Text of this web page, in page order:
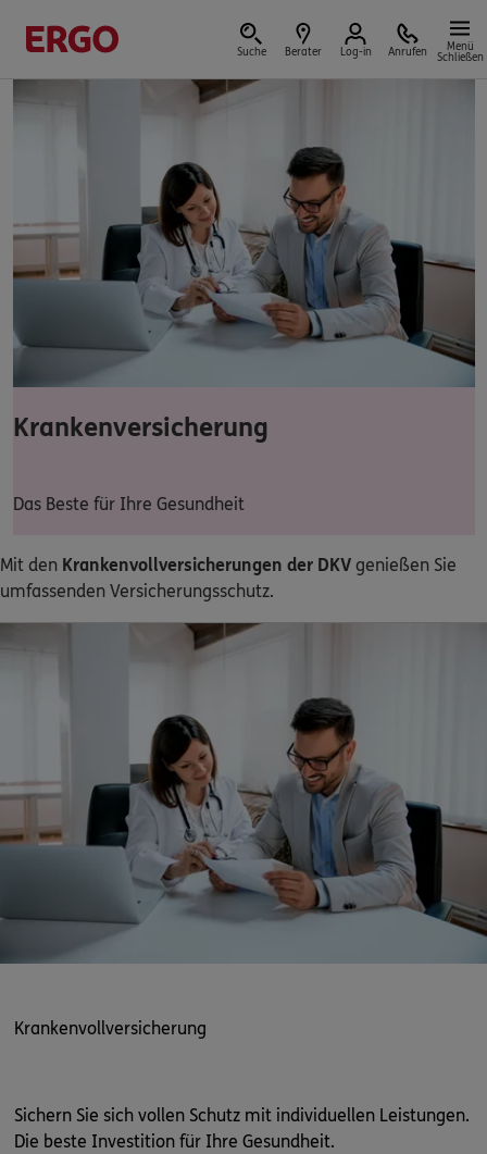
Suche Berater Log-in Anrufen
Menü
Schließen
Reform der privaten Altersvorsorge
Jetzt Förderung selbst berechnen.
Meine Versicherungen
Sehen Sie auf einen Blick Ihre Versicherungen bei ERGO,
dem ERGO Rechtsschutz und der DKV.
Zum Kundenportal
Schaden- oder Leistungsfall melden
Bequem online oder telefonisch.
Kontakt
Meine Versicherungen
Krankenversicherung
Das Beste für Ihre Gesundheit
Mit den Krankenvollversicherungen der DKV genießen Sie
umfassenden Versicherungsschutz.
Krankenvollversicherung
Sichern Sie sich vollen Schutz mit individuellen Leistungen.
Die beste Investition für Ihre Gesundheit.